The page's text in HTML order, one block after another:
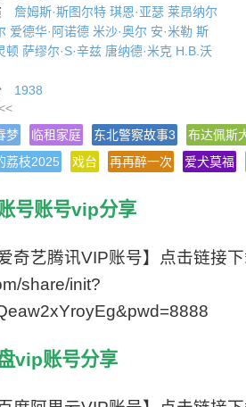
詹姆斯·斯图尔特 琪恩·亚瑟 莱昂纳尔
爱德华·阿诺德 米沙·奥尔 安·米勒 斯
顿 萨缪尔·S·辛兹 唐纳德·米克 H.B.沃
1938
Can't Take It with You
生若梦
国
剧/爱情
英双字幕
7.6/10 from 4298 users
7.8/10 from 30000 users
x264 + ACC
1920 x 1080
Mins
梦 临租家庭 东北警察故事3
布达佩斯
荔枝2025 戏台 再再醉一次 爱犬莫福
号账号vip分享
奇艺腾讯VIP账号】点击链接
share/init?
vip账号分享